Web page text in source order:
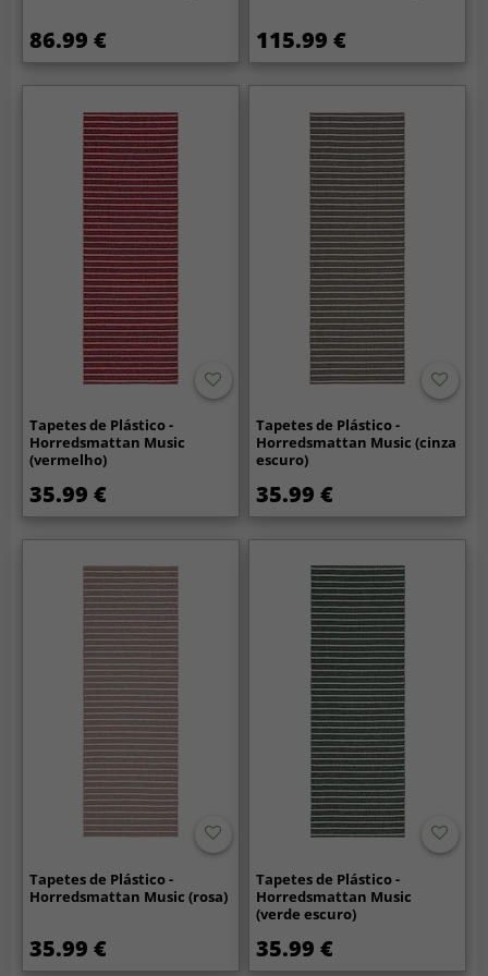
86.99 € 115.99 €
Tapetes de Plástico -
Horredsmattan Music
(vermelho)
35.99 €
Tapetes de Plástico -
Horredsmattan Music (cinza
escuro)
35.99 €
Tapetes de Plástico -
Horredsmattan Music (rosa)
35.99 €
Tapetes de Plástico -
Horredsmattan Music
(verde escuro)
35.99 €